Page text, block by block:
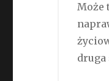
Może
druga